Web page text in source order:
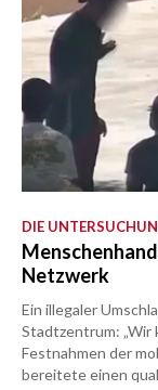
DIE
Netzwerk
Ein illegaler
Stadtzentrum: „Wir
Festnahmen der
bereitete einen